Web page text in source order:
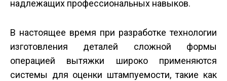
надлежащих профессиональных навыков.
В настоящее время при разработке технологии
изготовления деталей сложной формы
операцией вытяжки широко применяются
системы для оценки штампуемости, такие как